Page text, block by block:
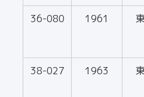
36-080 1961
38-027 1963